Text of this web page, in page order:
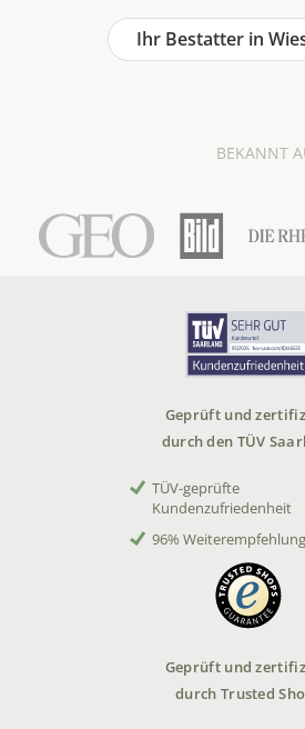
Ihr Bestatter in
BEKANNT
Geprüft und
durch den TÜV
TÜV-geprüfte
Kundenzufriedenheit
96%
Geprüft und
durch Trusted